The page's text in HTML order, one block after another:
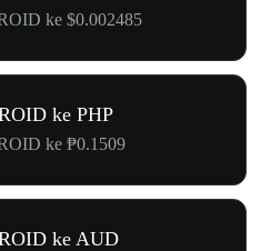
ke $0.002485
ke PHP
ke ₱0.1509
ke AUD